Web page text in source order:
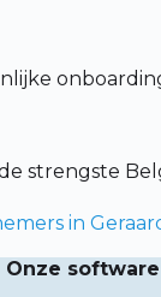
strengste
in
Onze software